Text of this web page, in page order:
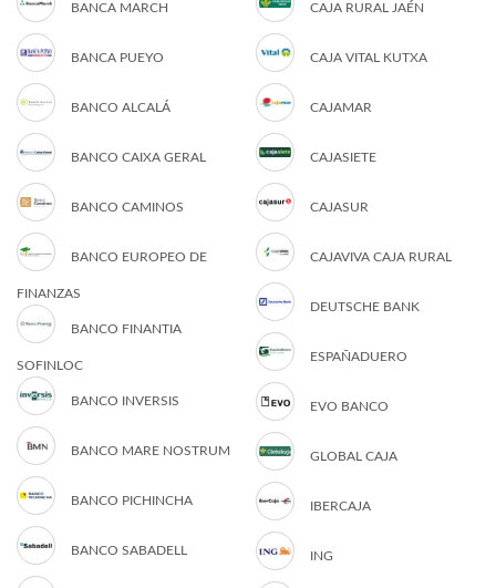
BANCA MARCH
BANCA PUEYO
BANCO ALCALÁ
BANCO CAIXA GERAL
BANCO CAMINOS
BANCO EUROPEO DE
FINANZAS
BANCO FINANTIA
SOFINLOC
BANCO INVERSIS
BANCO MARE NOSTRUM
BANCO PICHINCHA
BANCO SABADELL
CAJA RURAL JAÉN
CAJA VITAL KUTXA
CAJAMAR
CAJASIETE
CAJASUR
CAJAVIVA CAJA RURAL
DEUTSCHE BANK
ESPAÑADUERO
EVO BANCO
GLOBAL CAJA
IBERCAJA
ING